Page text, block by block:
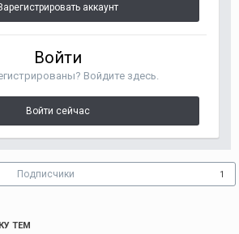
аккаунт
Войти
Войдите здесь.
Войти сейчас
Подписчики 1
ТЕМ